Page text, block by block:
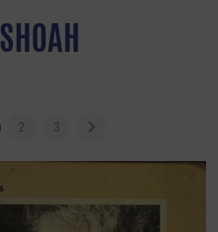
SHOAH
2 3